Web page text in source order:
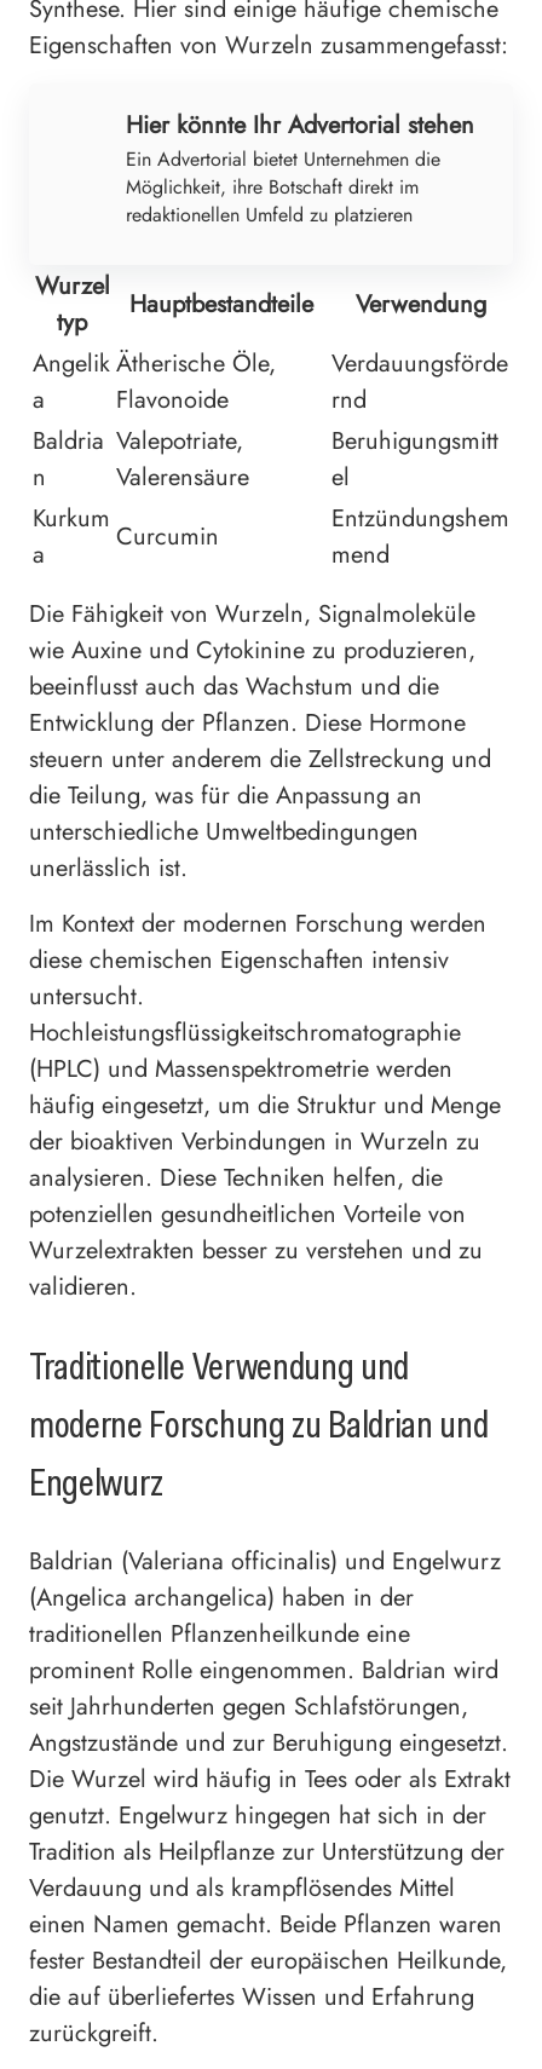
Synthese. Hier sind einige häufige chemische
Eigenschaften von Wurzeln zusammengefasst:
Hier könnte Ihr Advertorial stehen
Ein Advertorial bietet Unternehmen die
Möglichkeit, ihre Botschaft direkt im
redaktionellen Umfeld zu platzieren
Wurzel
typ
Hauptbestandteile
Verwendung
Angelik
a
Ätherische Öle,
Flavonoide
Verdauungsförde
rnd
Baldria
n
Valepotriate,
Valerensäure
Beruhigungsmitt
el
Kurkum
a
Curcumin
Entzündungshem
mend
Die Fähigkeit von Wurzeln, Signalmoleküle
wie Auxine und Cytokinine zu produzieren,
beeinflusst auch das Wachstum und die
Entwicklung der Pflanzen. Diese Hormone
steuern unter anderem die Zellstreckung und
die Teilung, was für die Anpassung an
unterschiedliche Umweltbedingungen
unerlässlich ist.
Im Kontext der modernen Forschung werden
diese chemischen Eigenschaften intensiv
untersucht.
Hochleistungsflüssigkeitschromatographie
(HPLC) und Massenspektrometrie werden
häufig eingesetzt, um die Struktur und Menge
der bioaktiven Verbindungen in Wurzeln zu
analysieren. Diese Techniken helfen, die
potenziellen gesundheitlichen Vorteile von
Wurzelextrakten besser zu verstehen und zu
validieren.
Traditionelle Verwendung und
moderne Forschung zu Baldrian und
Engelwurz
Baldrian (Valeriana officinalis) und Engelwurz
(Angelica archangelica) haben in der
traditionellen Pflanzenheilkunde eine
prominent Rolle eingenommen. Baldrian wird
seit Jahrhunderten gegen Schlafstörungen,
Angstzustände und zur Beruhigung eingesetzt.
Die Wurzel wird häufig in Tees oder als Extrakt
genutzt. Engelwurz hingegen hat sich in der
Tradition als Heilpflanze zur Unterstützung der
Verdauung und als krampflösendes Mittel
einen Namen gemacht. Beide Pflanzen waren
fester Bestandteil der europäischen Heilkunde,
die auf überliefertes Wissen und Erfahrung
zurückgreift.